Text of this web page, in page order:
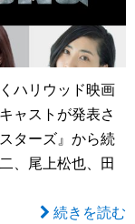
ハリウッド映画
ャストが発表さ
ターズ』から続
、尾上松也、田
続きを読む